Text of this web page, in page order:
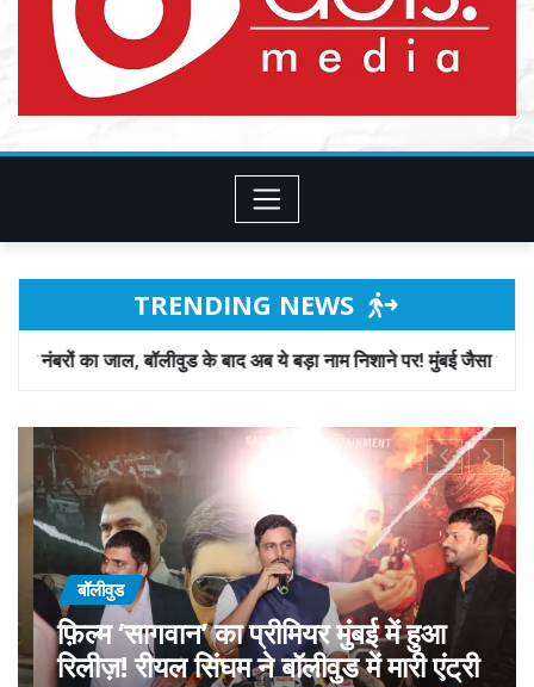
TRENDING NEWS
के बाद अब ये बड़ा नाम निशाने पर! मुंबई जैसा ‘फिरौती खेल’ अब दिल्ली-पंजाब
बॉलीवुड
गोवा मुख्यमंत्री डॉ. प्रमोद सावंत का ‘गोदान’
को बड़ा समर्थन; पोस्टर विमोचन कर मथुरा से
फिल्म गोदान की टीम का बढ़ाया मान!